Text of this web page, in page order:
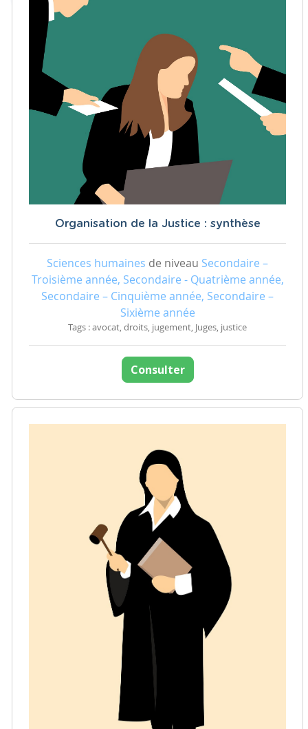
Organisation de la Justice : synthèse
Sciences humaines de niveau Secondaire –
Troisième année, Secondaire - Quatrième année,
Secondaire – Cinquième année, Secondaire –
Sixième année
Tags : avocat, droits, jugement, Juges, justice
Consulter